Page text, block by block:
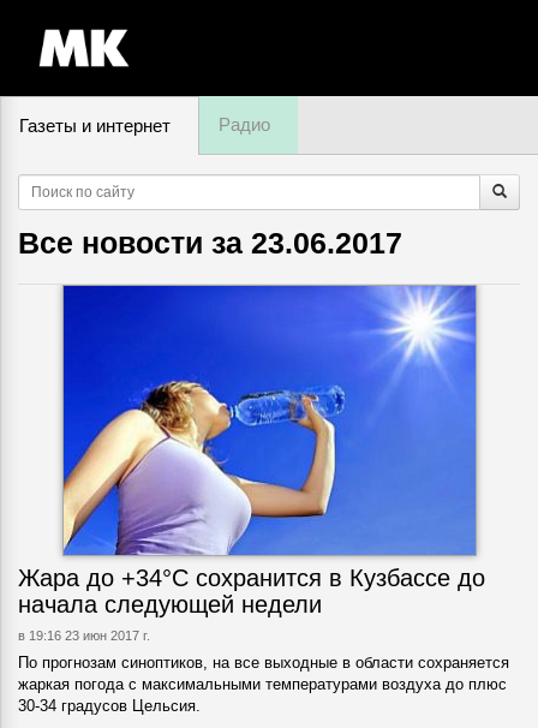
Газеты и интернет Радио
Все новости за 23.06.2017
Жара до +34°С сохранится в Кузбассе до
начала следующей недели
в 19:16 23 июн 2017 г.
По прогнозам синоптиков, на все выходные в области сохраняется
жаркая погода с максимальными температурами воздуха до плюс
30-34 градусов Цельсия.